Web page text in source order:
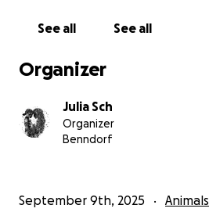
See all See all
Organizer
Julia Sch
Organizer
Benndorf
September 9th, 2025 Animals